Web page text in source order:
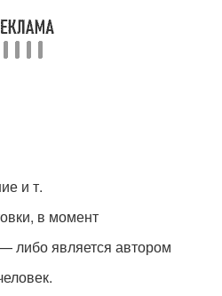
и т.
в момент
либо является автором